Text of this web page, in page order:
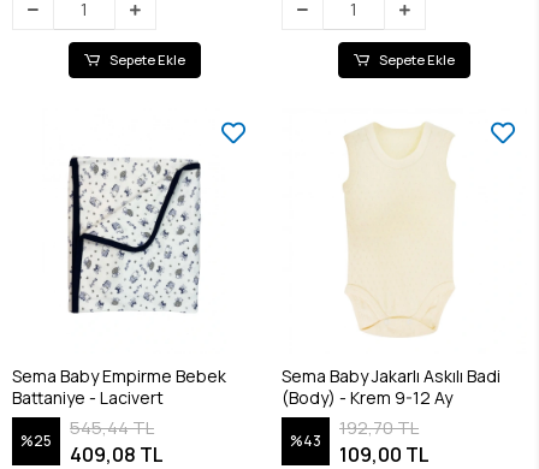
Sepete Ekle Sepete Ekle
Sema Baby Empirme Bebek
Battaniye - Lacivert
%25
545,44 TL
409,08 TL
Sema Baby Jakarlı Askılı Badi
(Body) - Krem 9-12 Ay
%43
192,70 TL
109,00 TL